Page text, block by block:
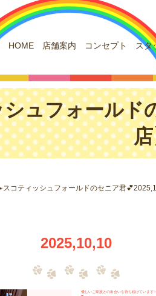
HOME 店舗案内 コンセプト スタ
ュフォール
コティッシュフォールドのセニア君
2025,10,10
優しいご家族との出会いを待ち続けています✨